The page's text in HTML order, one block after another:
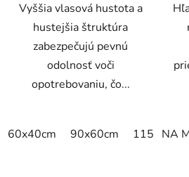
Vyššia vlasová hustota a
hustejšia štruktúra
zabezpečujú pevnú
odolnosť voči
opotrebovaniu, čo...
60x40cm 90x60cm NA